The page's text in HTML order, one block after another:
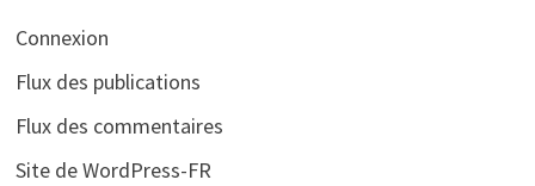
Connexion
Flux des publications
Flux des commentaires
Site de WordPress-FR